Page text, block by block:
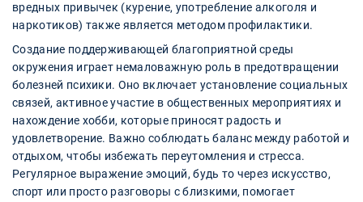
вредных привычек (курение, употребление алкоголя и
наркотиков) также является методом профилактики.
Создание поддерживающей благоприятной среды
окружения играет немаловажную роль в предотвращении
болезней психики. Оно включает установление социальных
связей, активное участие в общественных мероприятиях и
нахождение хобби, которые приносят радость и
удовлетворение. Важно соблюдать баланс между работой и
отдыхом, чтобы избежать переутомления и стресса.
Регулярное выражение эмоций, будь то через искусство,
спорт или просто разговоры с близкими, помогает